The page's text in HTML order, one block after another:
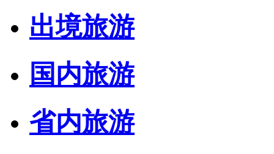
出境旅游
国内旅游
省内旅游